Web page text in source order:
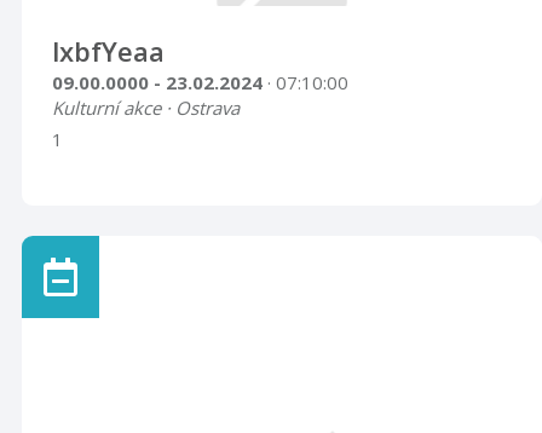
lxbfYeaa
09.00.0000 - 23.02.2024 · 07:10:00
Kulturní akce · Ostrava
1